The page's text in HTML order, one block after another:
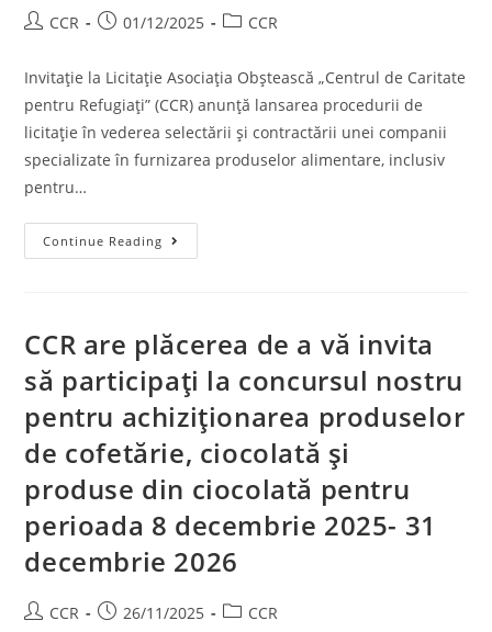
CCR 01/12/2025 CCR
Invitație la Licitație Asociația Obștească „Centrul de Caritate
pentru Refugiați” (CCR) anunță lansarea procedurii de
licitație în vederea selectării și contractării unei companii
specializate în furnizarea produselor alimentare, inclusiv
pentru…
Continue Reading
CCR are plăcerea de a vă invita
să participați la concursul nostru
pentru achiziționarea produselor
de cofetărie, ciocolată și
produse din ciocolată pentru
perioada 8 decembrie 2025- 31
decembrie 2026
CCR 26/11/2025 CCR